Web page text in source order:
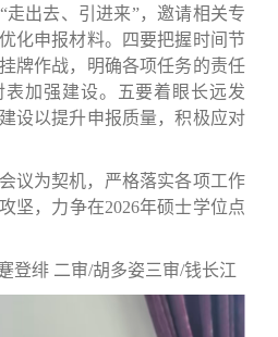
走出去、引进来”，邀请相关专
化申报材料。四要把握时间节
牌作战，明确各项任务的责任
加强建设。五要着眼长远发
设以提升申报质量，积极应对
议为契机，严格落实各项工作
坚，力争在2026年硕士学位点
登绯 二审/胡多姿三审/钱长江